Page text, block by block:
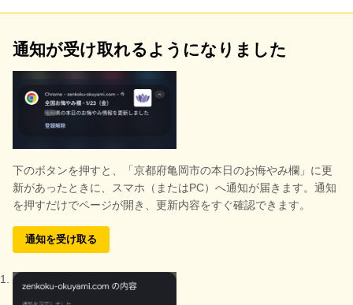
通知が受け取れるようになりました
下のボタンを押すと、
「京都府亀岡市の本日のお悔やみ欄」に更
新があったときに、スマホ（またはPC）へ通知が届きます。通知
を押すだけでページが開き、更新内容をすぐ確認できます。
通知を受け取る